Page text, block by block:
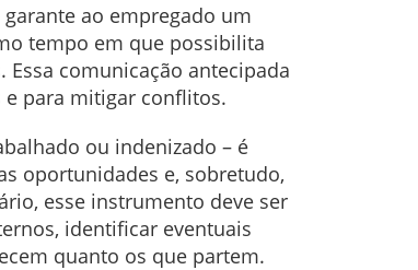
ao empregado um
tempo em que possibilita
comunicação antecipada
e para mitigar conflitos.
ou indenizado – é
oportunidades e, sobretudo,
esse instrumento deve ser
identificar eventuais
quanto os que partem.